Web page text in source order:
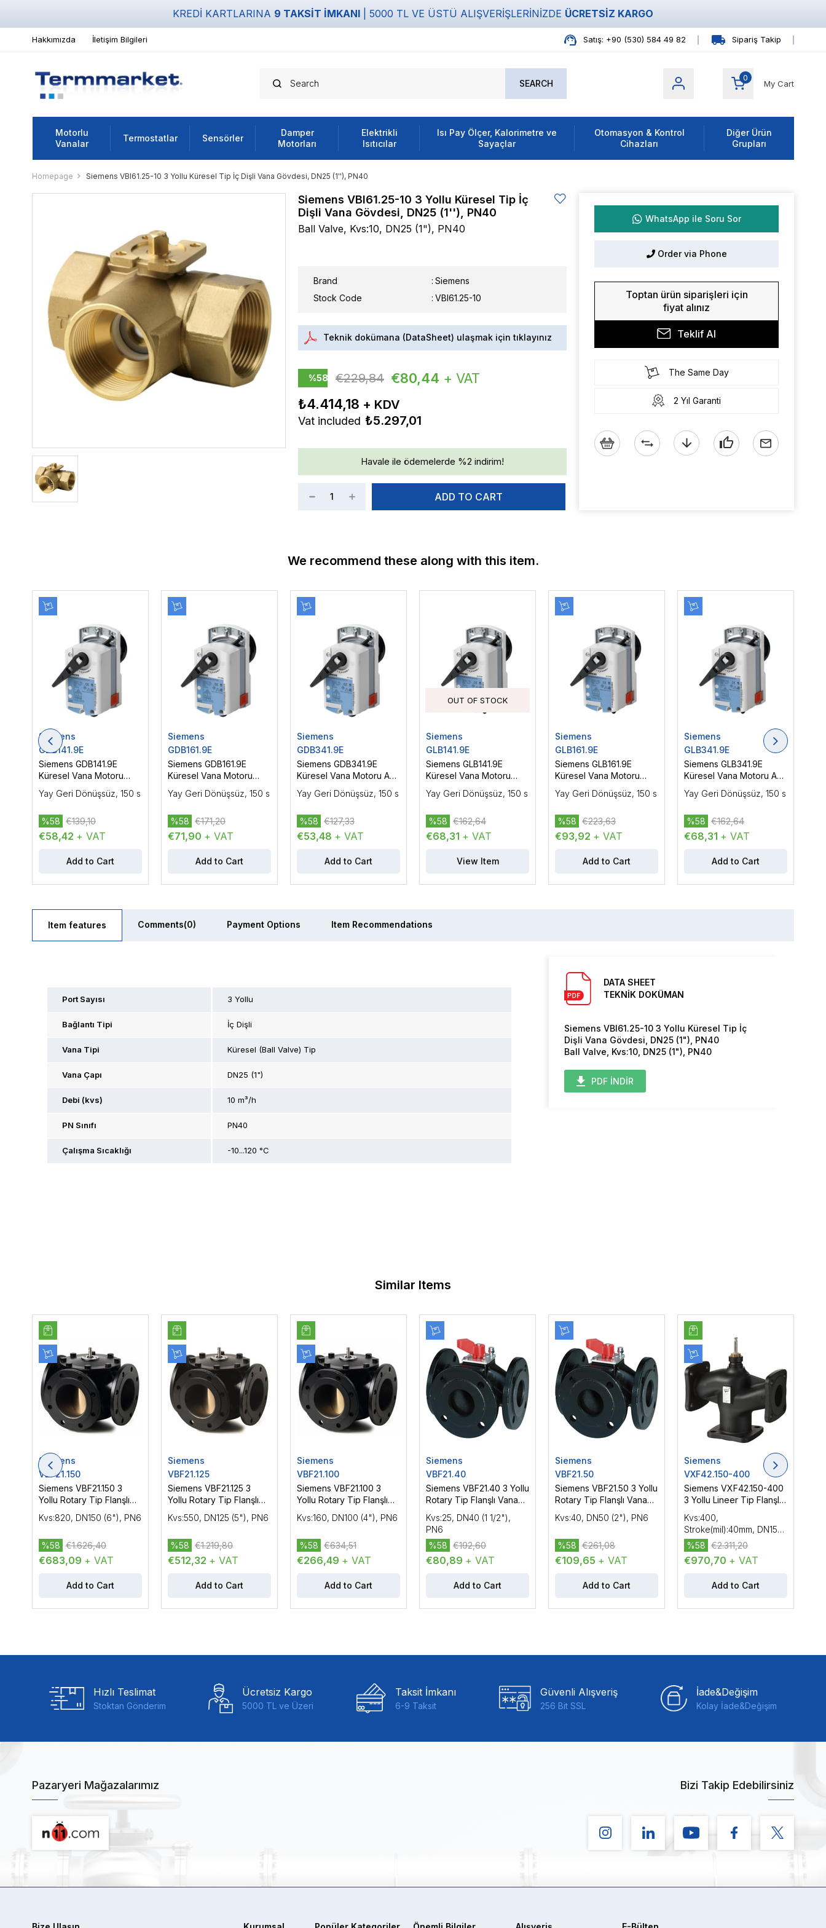
KREDİ KARTLARINA 9 TAKSİT İMKANI | 5000 TL VE ÜSTÜ ALIŞVERİŞLERİNİZDE ÜCRETSİZ KARGO
Hakkımızda İletişim Bilgileri Satış: +90 (530) 584 49 82 Sipariş Takip
My Cart
0
Motorlu
Vanalar
Termostatlar Sensörler
Damper
Motorları
Elektrikli
Isıtıcılar
Isı Pay Ölçer, Kalorimetre ve
Sayaçlar
Otomasyon & Kontrol
Cihazları
Diğer Ürün
Grupları
Homepage Siemens VBI61.25-10 3 Yollu Küresel Tip İç Dişli Vana Gövdesi, DN25 (1''), PN40
Siemens VBI61.25-10 3 Yollu Küresel Tip İç
Dişli Vana Gövdesi, DN25 (1''), PN40
Ball Valve, Kvs:10, DN25 (1"), PN40
Brand : Siemens
Stock Code
VBI61.25-10
Teknik dokümana (DataSheet) ulaşmak için tıklayınız
%58
€229,84 €80,44 + VAT
₺4.414,18
Vat included ₺5.297,01
Havale ile ödemelerde %2 indirim!
WhatsApp ile Soru Sor
Order via Phone
Toptan ürün siparişleri için
fiyat alınız
Teklif Al
The Same Day
2 Yıl Garanti
We recommend these along with this item.
Siemens
GDB141.9E
Siemens GDB141.9E
Küresel Vana Motoru
Yüzer Kontrol, 5 Nm
Yay Geri Dönüşsüz, 150 s
€58,42 + VAT
%58 €139,10
Add to Cart
Siemens
GDB161.9E
Siemens GDB161.9E
Küresel Vana Motoru
V, Oransal Kontrol, 5 Nm
Yay Geri Dönüşsüz, 150 s
€71,90 + VAT
%58 €171,20
Add to Cart
Siemens
GDB341.9E
Siemens GDB341.9E
Küresel Vana Motoru AC
Kontrol, 5 Nm
Yay Geri Dönüşsüz, 150 s
€53,48 + VAT
%58 €127,33
Add to Cart
OUT OF STOCK
Siemens
GLB141.9E
Siemens GLB141.9E
Küresel Vana Motoru
Yüzer Kontrol, 10 Nm
Yay Geri Dönüşsüz, 150 s
€68,31 + VAT
%58 €162,64
View Item
Siemens
GLB161.9E
Siemens GLB161.9E
Küresel Vana Motoru
V, Oransal Kontrol, 10 Nm
Yay Geri Dönüşsüz, 150 s
€93,92 + VAT
%58 €223,63
Add to Cart
Siemens
GLB341.9E
Siemens GLB341.9E
Küresel Vana Motoru AC
Kontrol, 10 Nm
Yay Geri Dönüşsüz, 150 s
€68,31 + VAT
%58 €162,64
Add to Cart
Item features Comments(0) Payment Options Item Recommendations
DATA SHEET
TEKNİK DOKÜMAN
Siemens VBI61.25-10 3 Yollu Küresel Tip İç
Dişli Vana Gövdesi, DN25 (1"), PN40
Ball Valve, Kvs:10, DN25 (1"), PN40
PDF İNDİR
Port Sayısı 3 Yollu
Bağlantı Tipi İç Dişli
Vana Tipi Küresel (Ball Valve) Tip
Vana Çapı DN25 (1")
Debi (kvs) 10 m³/h
PN Sınıfı PN40
Çalışma Sıcaklığı -10...120 °C
Similar Items
Siemens
VBF21.150
Siemens VBF21.150 3
Yollu Rotary Tip Flanşlı
Vana Gövdesi DN150
(6"), PN6
Kvs:820, DN150 (6"), PN6
€683,09 + VAT
%58 €1.626,40
Add to Cart
Siemens
VBF21.125
Siemens VBF21.125 3
Yollu Rotary Tip Flanşlı
Vana Gövdesi DN125
(5"), PN6
Kvs:550, DN125 (5"), PN6
€512,32 + VAT
%58 €1.219,80
Add to Cart
Siemens
VBF21.100
Siemens VBF21.100 3
Yollu Rotary Tip Flanşlı
Vana Gövdesi DN100
(4"), PN6
Kvs:160, DN100 (4"), PN6
€266,49 + VAT
%58 €634,51
Add to Cart
Siemens
VBF21.40
Siemens VBF21.40 3 Yollu
Rotary Tip Flanşlı Vana
Gövdesi DN40 (1 1/2"),
PN6
Kvs:25, DN40 (1 1/2"),
PN6
€80,89 + VAT
%58 €192,60
Add to Cart
Siemens
VBF21.50
Siemens VBF21.50 3 Yollu
Rotary Tip Flanşlı Vana
Gövdesi DN50 (2"), PN6
Kvs:40, DN50 (2"), PN6
€109,65 + VAT
%58 €261,08
Add to Cart
Siemens
VXF42.150-400
Siemens VXF42.150-400
3 Yollu Lineer Tip Flanşlı
(6"), PN16
Kvs:400,
Stroke(mil):40mm, DN150
(6"), PN16
€970,70 + VAT
%58 €2.311,20
Add to Cart
Hızlı Teslimat
Stoktan Gönderim
Ücretsiz Kargo
5000 TL ve Üzeri
Taksit İmkanı
6-9 Taksit
Güvenli Alışveriş
256 Bit SSL
İade&Değişim
Kolay İade&Değişim
Pazaryeri Mağazalarımız Bizi Takip Edebilirsiniz